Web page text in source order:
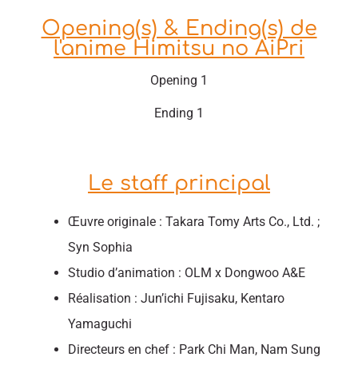
Opening(s) & Ending(s) de
l'anime Himitsu no AiPri
Opening 1
Ending 1
Le staff principal
Œuvre originale : Takara Tomy Arts Co., Ltd. ;
Syn Sophia
Studio d’animation : OLM x Dongwoo A&E
Réalisation : Jun’ichi Fujisaku, Kentaro
Yamaguchi
Directeurs en chef : Park Chi Man, Nam Sung